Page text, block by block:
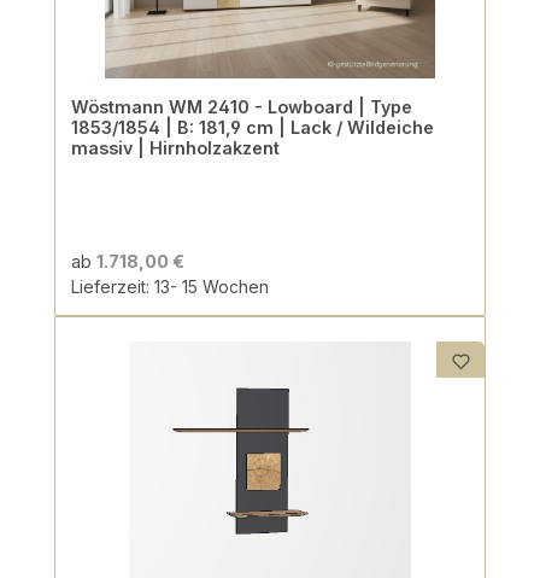
Wöstmann WM 2410 - Lowboard | Type
1853/1854 | B: 181,9 cm | Lack / Wildeiche
massiv | Hirnholzakzent
ab 1.718,00 €
Lieferzeit: 13- 15 Wochen